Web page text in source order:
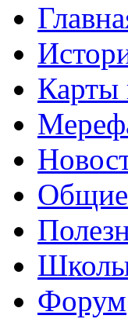
Карты
Общие
Школы
Форум